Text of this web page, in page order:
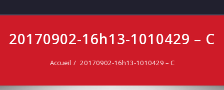
navigation
20170902-16h13-1010429 – C
Accueil 20170902-16h13-1010429 – C